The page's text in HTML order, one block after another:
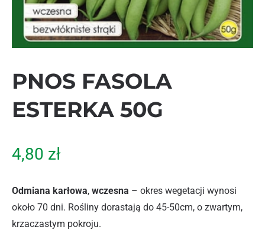
PNOS FASOLA
ESTERKA 50G
4,80 zł
Odmiana karłowa, wczesna – okres wegetacji wynosi
około 70 dni. Rośliny dorastają do 45-50cm, o zwartym,
krzaczastym pokroju.